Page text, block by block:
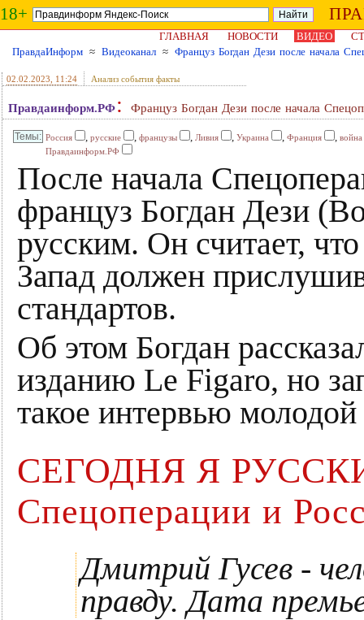
18+
ГЛАВНАЯ НОВОСТИ ВИДЕО
ПравдаИнформ ≈ Видеоканал ≈ Француз Богдан Дези после начала
02.02.2023 , 11:24 Анализ события факты
Правдаинформ.РФ: Француз Богдан Дези после начала
Россия , русские , французы , Ливия , Украина , Франция , война
Правдаинформ.РФ
После начала
француз Богдан Дези
русским. Он считает,
Запад должен
стандартов.
Об этом Богдан
изданию Le Figaro, но
такое интервью
СЕГОДНЯ Я
Спецоперации и
Дмитрий Гусев -
правду. Дата